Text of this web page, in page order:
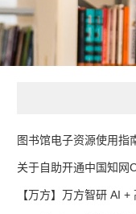
图书馆电子资源使用指
关于自助开通中国知网
【万方】万方智研 AI